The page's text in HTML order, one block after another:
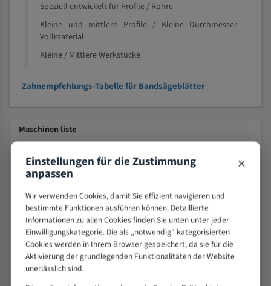
Speziell entwickelt für Profile / Rohre
Kleine und mittlere Profile / Kleine Durchmesser
Vollmaterial
Kleine / Mittlere Werkstücke
Zahnempfehlungs-Tabelle für Bandsägeblätter
Maschinen liste
Nachfolgend finden Sie eine Übersicht zu den gängigsten
Bandsägemaschinen mit den dazu geeigneten
Bandsägeblätter.
Bitte tragen Sie den gesuchten Hersteller, Maschinentyp
oder die gesuchte Abmessung in das Suchfeld rechts ein.
Maschinenfilter
Einstellungen für die Zustimmung
anpassen ×
Wir verwenden Cookies, damit Sie effizient navigieren und
bestimmte Funktionen ausführen können. Detaillierte
Informationen zu allen Cookies finden Sie unten unter jeder
Einwilligungskategorie. Die als „notwendig" kategorisierten
Cookies werden in Ihrem Browser gespeichert, da sie für die
Aktivierung der grundlegenden Funktionalitäten der Website
unerlässlich sind.